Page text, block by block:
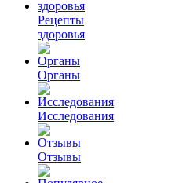
Рецепты
здоровья
Органы
Исследования
Отзывы